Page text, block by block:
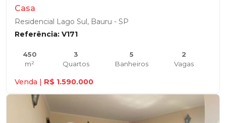
Casa
Residencial Lago Sul, Bauru - SP
Referência: V171
450
m²
3
Quartos
5
Banheiros
2
Vagas
Venda | R$ 1.590.000